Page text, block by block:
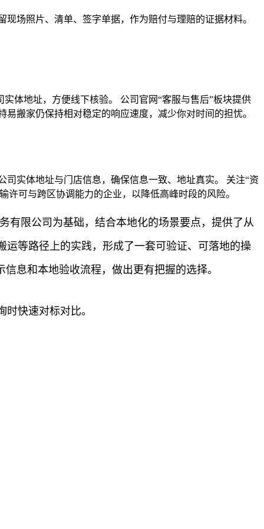
场照片、清单、签字单据，作为赔付与理赔的证据材料。
体地址，方便线下核验。 公司官网“客服与售后”板块提供
搬家仍保持相对稳定的响应速度，减少你对时间的担忧。
实体地址与门店信息，确保信息一致、地址真实。 关注“资
许可与跨区协调能力的企业，以降低高峰时段的风险。
有限公司为基础，结合本地化的场景要点，提供了从
等路径上的实践，形成了一套可验证、可落地的操
息和本地验收流程，做出更有把握的选择。
快速对标对比。